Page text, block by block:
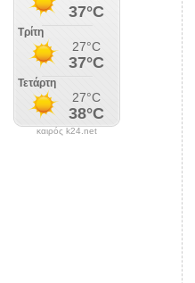
καιρός k24.net